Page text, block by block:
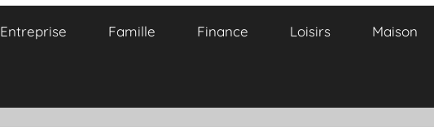
Entreprise Famille Finance Loisirs Maison